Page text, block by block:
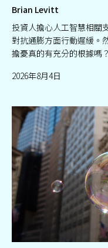
Brian Levitt
投資人擔心人工智慧相關
對抗通膨方面行動遲緩。
擔憂真的有充分的根據嗎？
2026年8月4日